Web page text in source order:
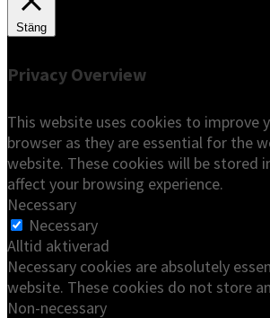
Stäng
Privacy Overview
This website uses cookies to improve
browser as they are essential for the
website. These cookies will be stored
affect your browsing experience.
Necessary
Necessary
Alltid aktiverad
Necessary cookies are absolutely
website. These cookies do not store
Non-necessary